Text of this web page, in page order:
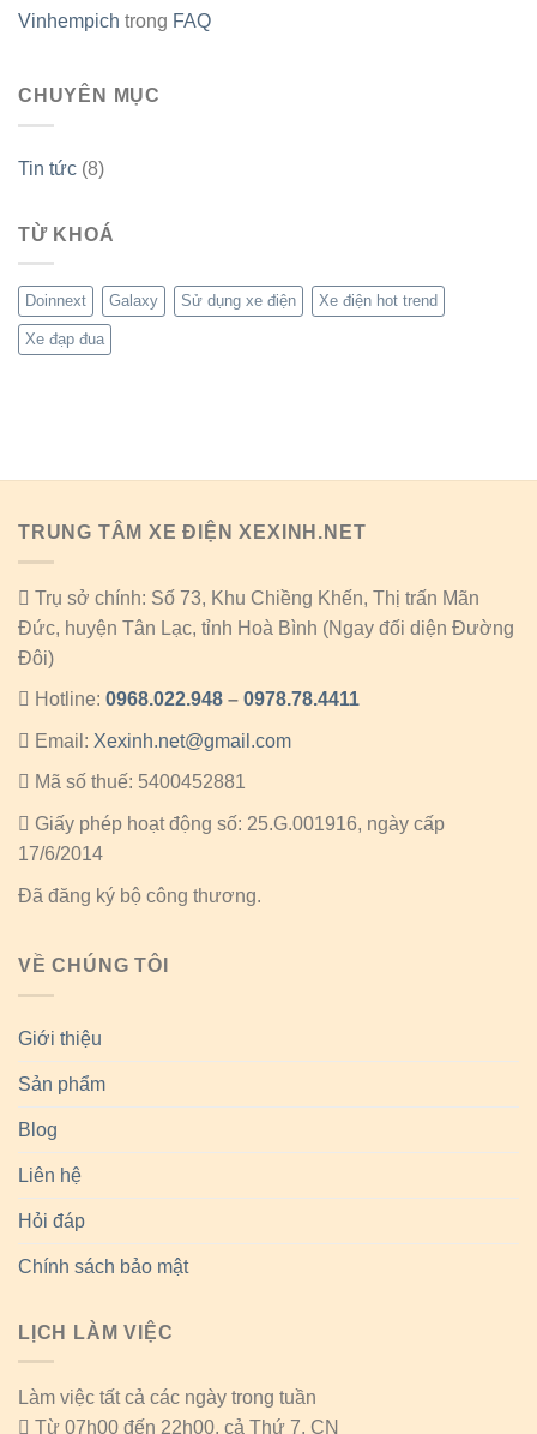
Vinhempich trong FAQ
CHUYÊN MỤC
Tin tức (8)
TỪ KHOÁ
Doinnext Galaxy Sử dụng xe điện Xe điện hot trend
Xe đạp đua
TRUNG TÂM XE ĐIỆN XEXINH.NET
Trụ sở chính: Số 73, Khu Chiềng Khến, Thị trấn Mãn
Đức, huyện Tân Lạc, tỉnh Hoà Bình (Ngay đối diện Đường
Đôi)
Hotline: 0968.022.948 – 0978.78.4411
Email: Xexinh.net@gmail.com
Mã số thuế: 5400452881
Giấy phép hoạt động số: 25.G.001916, ngày cấp
17/6/2014
Đã đăng ký bộ công thương.
VỀ CHÚNG TÔI
Giới thiệu
Sản phẩm
Blog
Liên hệ
Hỏi đáp
Chính sách bảo mật
LỊCH LÀM VIỆC
Làm việc tất cả các ngày trong tuần
Từ 07h00 đến 22h00, cả Thứ 7, CN